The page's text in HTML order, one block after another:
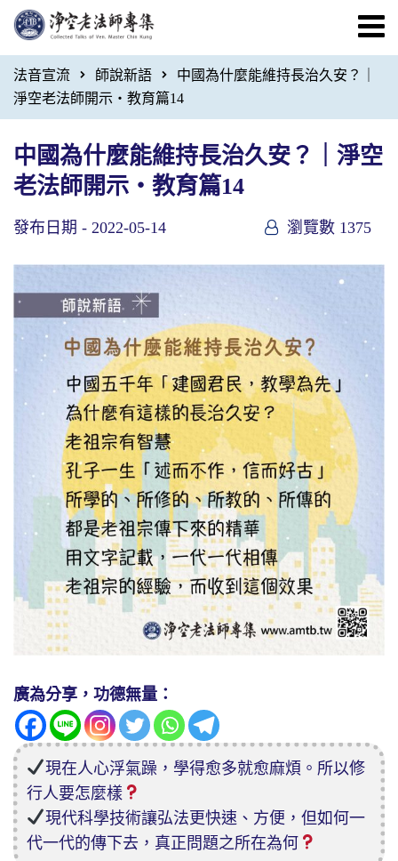
法音宣流 師說新語
中國為什麼能維持長治久安？｜
淨空老法師開示・教育篇14
中國為什麼能維持長治久安？｜淨空
老法師開示・教育篇14
發布日期 - 2022-05-14 瀏覽數 1375
廣為分享，功德無量：
現在人心浮氣躁，學得愈多就愈麻煩。所以修
行人要怎麼樣
現代科學技術讓弘法更快速、方便，但如何一
代一代的傳下去，真正問題之所在為何